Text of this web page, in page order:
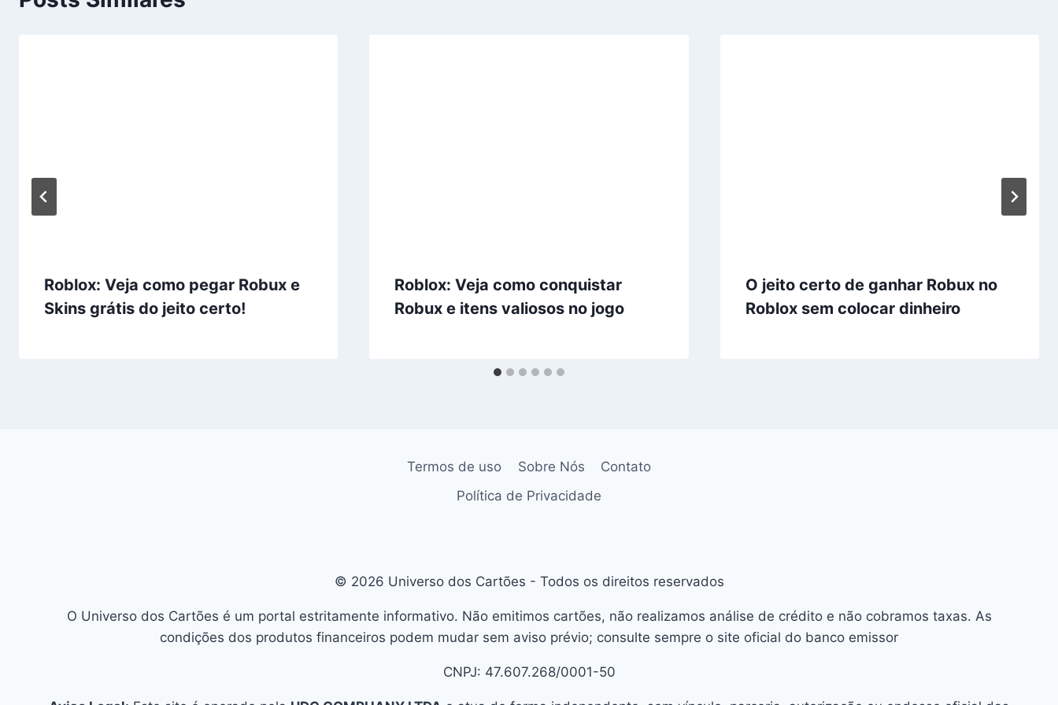
Roblox: Veja como pegar Robux e
Skins grátis do jeito certo!
Roblox: Veja como conquistar
Robux e itens valiosos no jogo
O jeito certo de ganhar Robux no
Roblox sem colocar dinheiro
Termos de uso Sobre Nós
Contato
Política de Privacidade
© 2026 Universo dos Cartões - Todos os direitos reservados
O Universo dos Cartões é um portal estritamente informativo. Não emitimos cartões, não realizamos análise de crédito e não cobramos taxas. As
condições dos produtos financeiros podem mudar sem aviso prévio; consulte sempre o site oficial do banco emissor
CNPJ: 47.607.268/0001-50